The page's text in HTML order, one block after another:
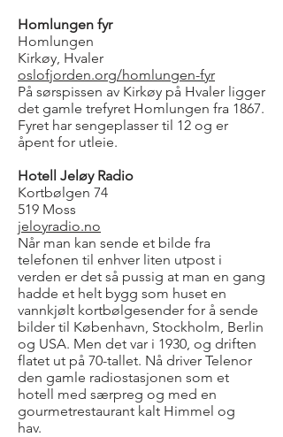
Homlungen fyr
Homlungen
Kirkøy, Hvaler
oslofjorden.org/homlungen-fyr
På sørspissen av Kirkøy på Hvaler ligger
det gamle trefyret Homlungen fra 1867.
Fyret har sengeplasser til 12 og er
åpent for utleie.
Hotell Jeløy Radio
Kortbølgen 74
519 Moss
jeloyradio.no
Når man kan sende et bilde fra
telefonen til enhver liten utpost i
verden er det så pussig at man en gang
hadde et helt bygg som huset en
vannkjølt kortbølgesender for å sende
bilder til København, Stockholm, Berlin
og USA. Men det var i 1930, og driften
flatet ut på 70-tallet. Nå driver Telenor
den gamle radiostasjonen som et
hotell med særpreg og med en
gourmetrestaurant kalt Himmel og
hav.